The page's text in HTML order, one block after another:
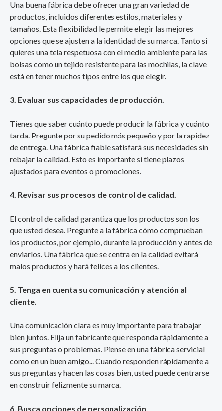
Una buena fábrica debe ofrecer una gran variedad de
productos, incluidos diferentes estilos, materiales y
tamaños. Esta flexibilidad le permite elegir las mejores
opciones que se ajusten a la identidad de su marca. Tanto si
quieres una tela respetuosa con el medio ambiente para las
bolsas como un tejido resistente para las mochilas, la clave
está en tener muchos tipos entre los que elegir.
3. Evaluar sus capacidades de producción.
Tienes que saber cuánto puede producir la fábrica y cuánto
tarda. Pregunte por su pedido más pequeño y por la rapidez
de entrega. Una fábrica fiable satisfará sus necesidades sin
rebajar la calidad. Esto es importante si tiene plazos
ajustados para eventos o promociones.
4. Revisar sus procesos de control de calidad.
El control de calidad garantiza que los productos son los
que usted desea. Pregunte a la fábrica cómo comprueban
los productos, por ejemplo, durante la producción y antes de
enviarlos. Una fábrica que se centra en la calidad evitará
malos productos y hará felices a los clientes.
5. Tenga en cuenta su comunicación y atención al
cliente.
Una comunicación clara es muy importante para trabajar
bien juntos. Elija un fabricante que responda rápidamente a
sus preguntas o problemas. Piense en una fábrica servicial
como en un buen amigo... Cuando responden rápidamente a
sus preguntas y hacen las cosas bien, usted puede centrarse
en construir felizmente su marca.
6. Busca opciones de personalización.